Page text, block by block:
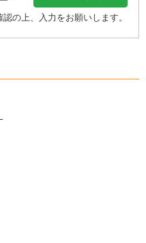
の上、入力をお願いします。